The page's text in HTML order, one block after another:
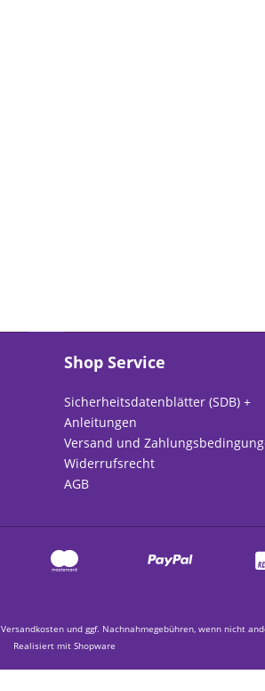
Shop Service
Sicherheitsdatenblätter (SDB) +
Anleitungen
Versand und
Widerrufsrecht
AGB
Versandkosten und ggf. Nachnahmegebühren, wenn nicht
Realisiert mit Shopware